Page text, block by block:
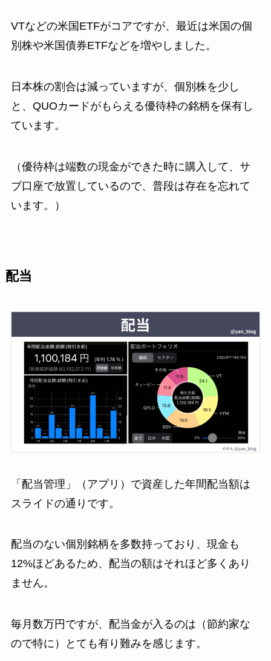
VTなどの米国ETFがコアですが、最近は米国の個
別株や米国債券ETFなどを増やしました。
日本株の割合は減っていますが、個別株を少し
と、QUOカードがもらえる優待枠の銘柄を保有し
ています。
（優待枠は端数の現金ができた時に購入して、サ
ブ口座で放置しているので、普段は存在を忘れて
います。）
配当
「配当管理」（アプリ）で資産した年間配当額は
スライドの通りです。
配当のない個別銘柄を多数持っており、現金も
12%ほどあるため、配当の額はそれほど多くあり
ません。
毎月数万円ですが、配当金が入るのは（節約家な
ので特に）とても有り難みを感じます。